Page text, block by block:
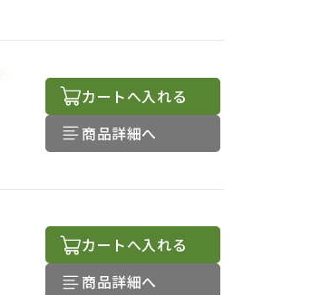
カートへ入れる
商品詳細へ
カートへ入れる
商品詳細へ